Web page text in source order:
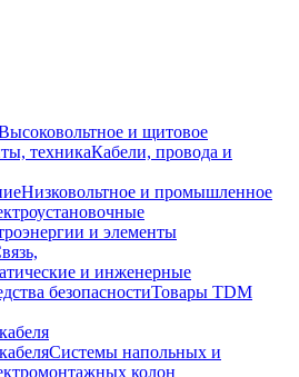
и щитовое
техникаКабели, провода и
Низковольтное и промышленное
и элементы
и инженерные
безопасностиТовары TDM
Системы напольных и
колон